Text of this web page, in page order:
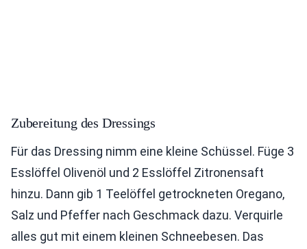
Zubereitung des Dressings
Für das Dressing nimm eine kleine Schüssel. Füge 3
Esslöffel Olivenöl und 2 Esslöffel Zitronensaft
hinzu. Dann gib 1 Teelöffel getrockneten Oregano,
Salz und Pfeffer nach Geschmack dazu. Verquirle
alles gut mit einem kleinen Schneebesen. Das